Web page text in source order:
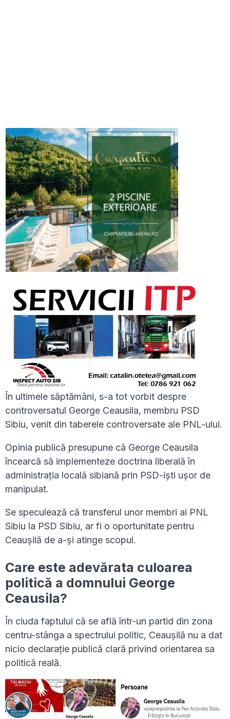
În ultimele săptămâni, s-a tot vorbit despre
controversatul George Ceausila, membru PSD
Sibiu, venit din taberele controversate ale PNL-ului.
Opinia publică presupune că George Ceausila
încearcă să implementeze doctrina liberală în
administrația locală sibiană prin PSD-iști ușor de
manipulat.
Se speculează că transferul unor membri ai PNL
Sibiu la PSD Sibiu, ar fi o oportunitate pentru
Ceaușilă de a-și atinge scopul.
Care este adevărata culoarea
politică a domnului George
Ceausila?
În ciuda faptului că se află într-un partid din zona
centru-stânga a spectrului politic, Ceaușilă nu a dat
nicio declarație publică clară privind orientarea sa
politică reală.